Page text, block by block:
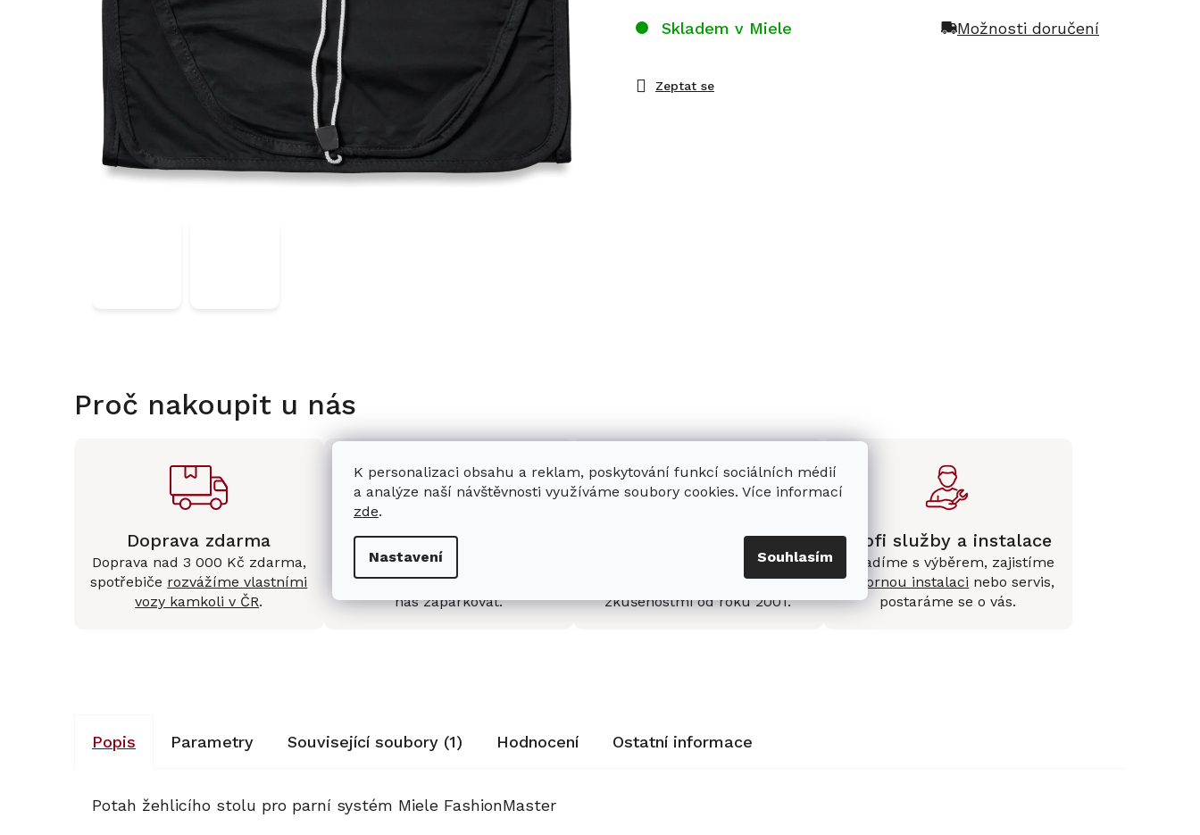
K personalizaci obsahu a reklam, poskytování funkcí sociálních médií
a analýze naší návštěvnosti využíváme soubory cookies. Více informací
zde.
Nastavení Souhlasím
Zeptat se
Skladem v Miele Možnosti doručení
Proč nakoupit u nás
Doprava zdarma
Doprava nad 3 000 Kč zdarma,
spotřebiče rozvážíme vlastními
vozy kamkoli v ČR.
Kamenná prodejna
Mámeshowroom
Králové s možností jednoduše u
nás zaparkovat.
Stabilní prodejce
Jsme stabilní prodejce
domácích spotřebičů Miele se
zkušenostmi od roku 2001.
Profi služby a instalace
Poradíme s výběrem, zajistíme
odbornou instalaci nebo servis,
postaráme se o vás.
Popis Parametry Související soubory (1) Hodnocení Ostatní informace
Potah žehlicího stolu pro parní systém Miele FashionMaster